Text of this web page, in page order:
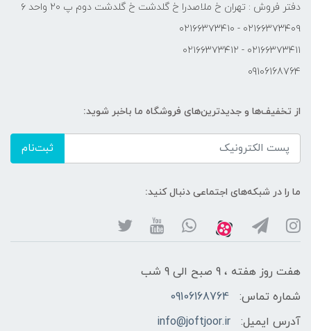
دفتر فروش : تهران خ ملاصدرا خ گلدشت خ گلدشت دوم پ ۲۰ واحد ۶
۰۲۱۶۶۳۷۳۴۰۹ - ۰۲۱۶۶۳۷۳۴۱۰
۰۲۱۶۶۳۷۳۴۱۱ - ۰۲۱۶۶۳۷۳۴۱۲
09106168764
از تخفیف‌ها و جدیدترین‌های فروشگاه ما باخبر شوید:
ثبت‌نام
ما را در شبکه‌های اجتماعی دنبال کنید:
هفت روز هفته ، 9 صبح الی 9 شب
شماره تماس:
09106168764
آدرس ایمیل:
info@joftjoor.ir